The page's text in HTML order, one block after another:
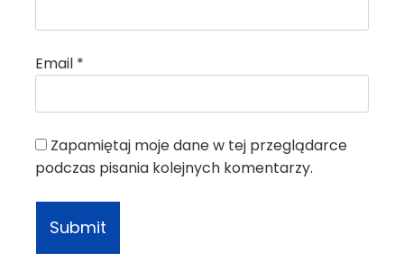
Email *
Zapamiętaj moje dane w tej przeglądarce
podczas pisania kolejnych komentarzy.